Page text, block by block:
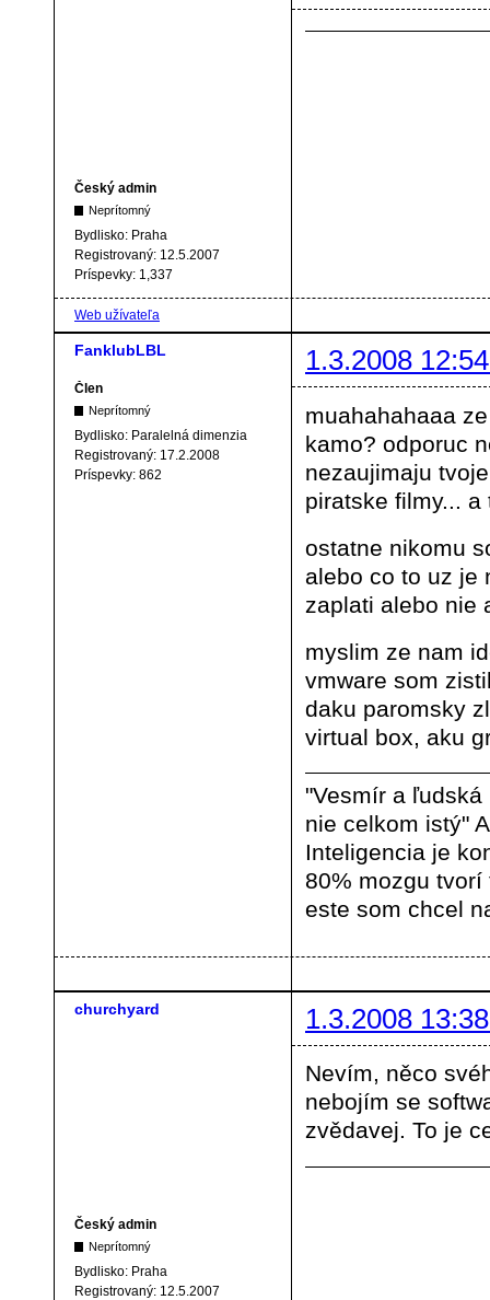
Český admin
Neprítomný
Bydlisko: Praha
Registrovaný: 12.5.2007
Príspevky: 1,337
Web užívateľa
FanklubLBL 1.3.2008
Člen
Neprítomný
Bydlisko: Paralelná dimenzia
Registrovaný: 17.2.2008
Príspevky: 862
muahahahaaa
kamo? odporuc
nezaujimaju
piratske filmy...
ostatne nikomu
alebo co to uz je
zaplati alebo nie
myslim ze nam
vmware som
daku paromsky
virtual box, aku
"Vesmír a
nie celkom istý"
Inteligencia je
80% mozgu
este som chcel
churchyard 1.3.2008
Český admin
Neprítomný
Bydlisko: Praha
Registrovaný: 12.5.2007
Nevím, něco
nebojím se
zvědavej. To je